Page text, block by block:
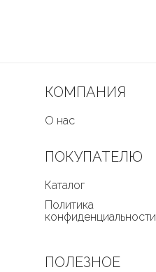
КОМПАНИЯ
О нас
ПОЛЕЗНОЕ
ПОКУПАТЕЛЮ
Каталог
Политика
конфиденциальности